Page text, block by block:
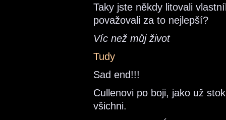
Taky jste někdy litovali
považovali za to nejlepší?
Víc než můj život
Tudy
Sad end!!!
Cullenovi po boji, jako už
všichni.